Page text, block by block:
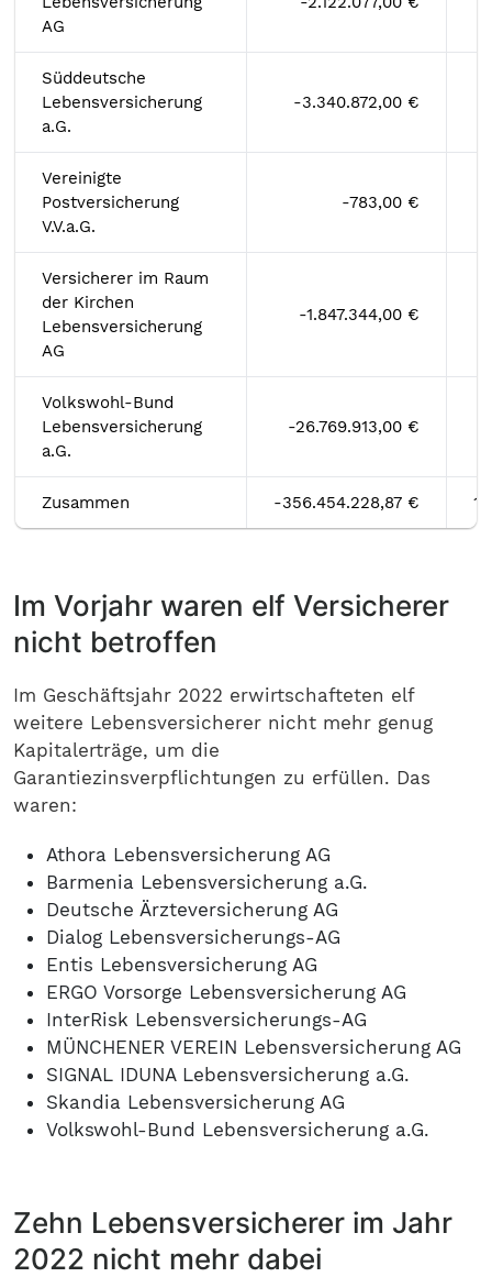
AG
Süddeutsche
Lebensversicherung
a.G.
-3.340.872,00 €
Vereinigte
Postversicherung
V.V.a.G.
-783,00 €
Versicherer im Raum
der Kirchen
Lebensversicherung
AG
-1.847.344,00 €
Volkswohl-Bund
Lebensversicherung
a.G.
-26.769.913,00 €
Zusammen -356.454.228,87 €
Im Vorjahr waren elf Versicherer
nicht betroffen
Im Geschäftsjahr 2022 erwirtschafteten elf
weitere Lebensversicherer nicht mehr genug
Kapitalerträge, um die
Garantiezinsverpflichtungen zu erfüllen. Das
waren:
Athora Lebensversicherung AG
Barmenia Lebensversicherung a.G.
Deutsche Ärzteversicherung AG
Dialog Lebensversicherungs-AG
Entis Lebensversicherung AG
ERGO Vorsorge Lebensversicherung AG
InterRisk Lebensversicherungs-AG
MÜNCHENER VEREIN Lebensversicherung AG
SIGNAL IDUNA Lebensversicherung a.G.
Skandia Lebensversicherung AG
Volkswohl-Bund Lebensversicherung a.G.
Zehn Lebensversicherer im Jahr
2022 nicht mehr dabei